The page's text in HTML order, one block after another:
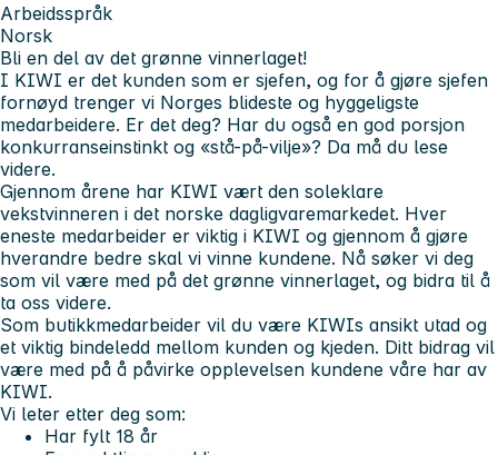
Arbeidsspråk
Norsk
Bli en del av det grønne vinnerlaget!
I KIWI er det kunden som er sjefen, og for å gjøre sjefen
fornøyd trenger vi Norges blideste og hyggeligste
medarbeidere. Er det deg? Har du også en god porsjon
konkurranseinstinkt og «stå-på-vilje»? Da må du lese
videre.
Gjennom årene har KIWI vært den soleklare
vekstvinneren i det norske dagligvaremarkedet. Hver
eneste medarbeider er viktig i KIWI og gjennom å gjøre
hverandre bedre skal vi vinne kundene. Nå søker vi deg
som vil være med på det grønne vinnerlaget, og bidra til å
ta oss videre.
Som butikkmedarbeider vil du være KIWIs ansikt utad og
et viktig bindeledd mellom kunden og kjeden. Ditt bidrag vil
være med på å påvirke opplevelsen kundene våre har av
KIWI.
Vi leter etter deg som:
Har fylt 18 år